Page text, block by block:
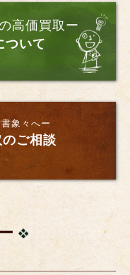
高価買取ー
ついて
象々へー
ご相談